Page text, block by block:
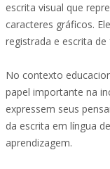
escrita visual que
caracteres gráficos.
registrada e escrita
No contexto
papel importante na
expressem seus
da escrita em língua
aprendizagem.